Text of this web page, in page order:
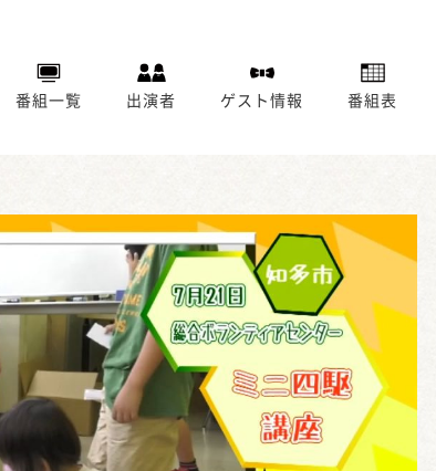
番組一覧 出演者 ゲスト情報 番組表